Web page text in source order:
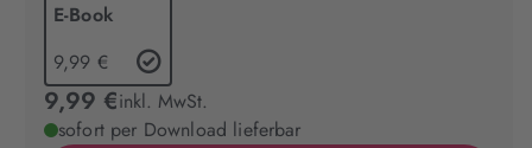
E-Book
9,99 €
9,99 €inkl. MwSt.
sofort per Download lieferbar